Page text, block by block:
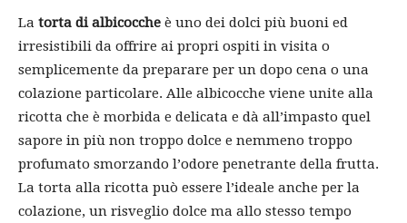
La torta di albicocche è uno dei dolci più buoni ed
irresistibili da offrire ai propri ospiti in visita o
semplicemente da preparare per un dopo cena o una
colazione particolare. Alle albicocche viene unite alla
ricotta che è morbida e delicata e dà all’impasto quel
sapore in più non troppo dolce e nemmeno troppo
profumato smorzando l’odore penetrante della frutta.
La torta alla ricotta può essere l’ideale anche per la
colazione, un risveglio dolce ma allo stesso tempo